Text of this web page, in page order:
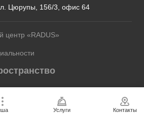
Цюрупы, 156/3, офис 64
центр «RADUS»
Услуги Контакты